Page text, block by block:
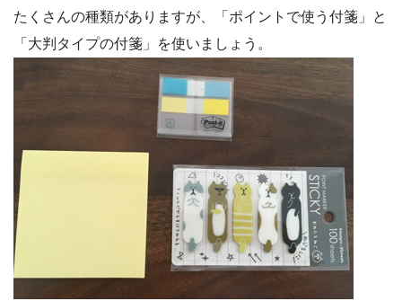
たくさんの種類がありますが、「ポイントで使う付箋」と
「大判タイプの付箋」を使いましょう。